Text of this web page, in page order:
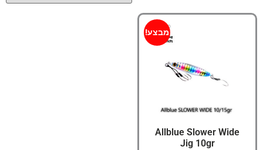
מבצע!
Allblue Slower Wide
Jig 10gr